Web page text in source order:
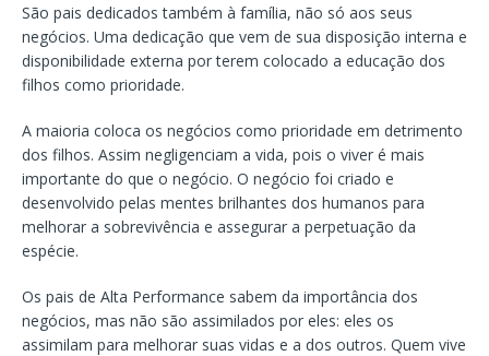
São pais dedicados também à família, não só aos seus
negócios. Uma dedicação que vem de sua disposição interna e
disponibilidade externa por terem colocado a educação dos
filhos como prioridade.
A maioria coloca os negócios como prioridade em detrimento
dos filhos. Assim negligenciam a vida, pois o viver é mais
importante do que o negócio. O negócio foi criado e
desenvolvido pelas mentes brilhantes dos humanos para
melhorar a sobrevivência e assegurar a perpetuação da
espécie.
Os pais de Alta Performance sabem da importância dos
negócios, mas não são assimilados por eles: eles os
assimilam para melhorar suas vidas e a dos outros. Quem vive